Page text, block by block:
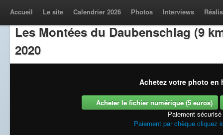
Accueil Le site Calendrier 2026 Photos Interviews
Les Montées du Daubenschlag (9
2020
Achetez votre photo en
Acheter le fichier numérique (5 euros)
Paiement
Paiement par chèque cliquez